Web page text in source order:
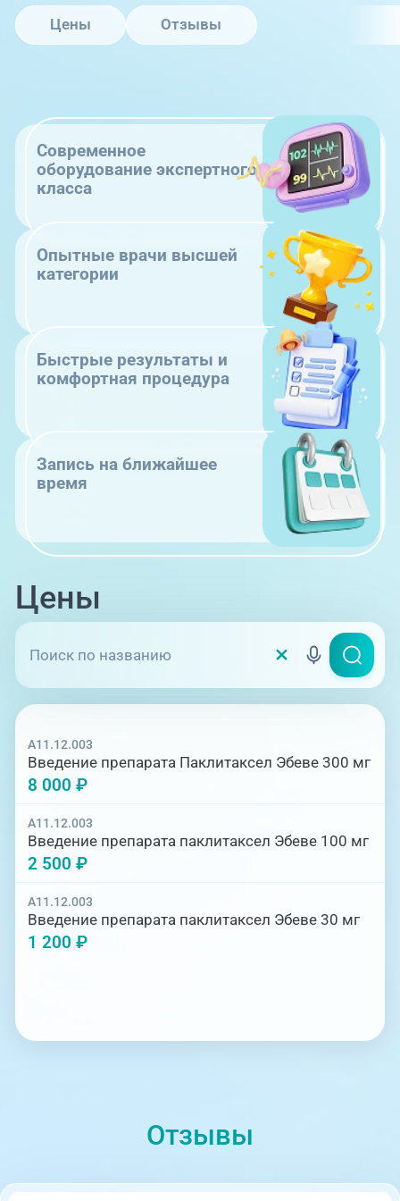
Цены Отзывы
Современное
оборудование экспертного
класса
Опытные врачи высшей
категории
Быстрые результаты и
комфортная процедура
Запись на ближайшее
время
Цены
A11.12.003
Введение препарата Паклитаксел Эбеве 300 мг
8 000 ₽
A11.12.003
Введение препарата паклитаксел Эбеве 100 мг
2 500 ₽
A11.12.003
Введение препарата паклитаксел Эбеве 30 мг
1 200 ₽
Отзывы